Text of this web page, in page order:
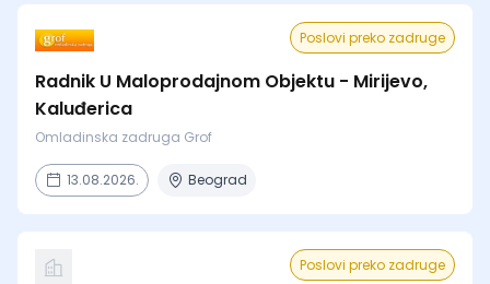
Poslovi preko zadruge
Radnik U Maloprodajnom Objektu - Mirijevo,
Kaluđerica
Omladinska zadruga Grof
13.08.2026. Beograd
Poslovi preko zadruge